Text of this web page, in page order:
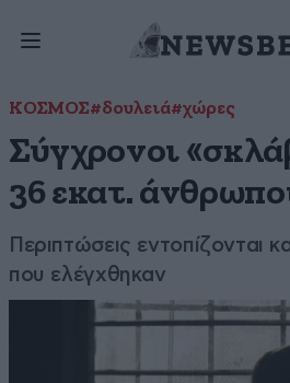
ΚΟΣΜΟΣ#δουλειά#χώρες
Σύγχρονοι
36 εκατ.
Περιπτώσεις εντοπίζονται
που ελέγχθηκαν